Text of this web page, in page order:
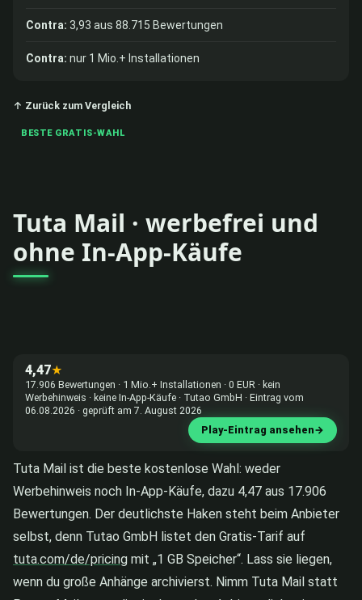
Contra: 3,93 aus 88.715 Bewertungen
Contra: nur 1 Mio.+ Installationen
↑ Zurück zum Vergleich
BESTE GRATIS-WAHL
Tuta Mail · werbefrei und
ohne In-App-Käufe
4,47★
17.906 Bewertungen · 1 Mio.+ Installationen · 0 EUR · kein
Werbehinweis · keine In-App-Käufe · Tutao GmbH · Eintrag vom
06.08.2026 · geprüft am 7. August 2026
Play-Eintrag ansehen→
Tuta Mail ist die beste kostenlose Wahl: weder
Werbehinweis noch In-App-Käufe, dazu 4,47 aus 17.906
Bewertungen. Der deutlichste Haken steht beim Anbieter
selbst, denn Tutao GmbH listet den Gratis-Tarif auf
tuta.com/de/pricing mit „1 GB Speicher“. Lass sie liegen,
wenn du große Anhänge archivierst. Nimm Tuta Mail statt